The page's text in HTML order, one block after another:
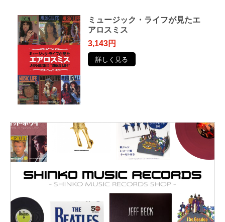
ミュージック・ライフが見たエ
アロスミス
3,143円
詳しく見る